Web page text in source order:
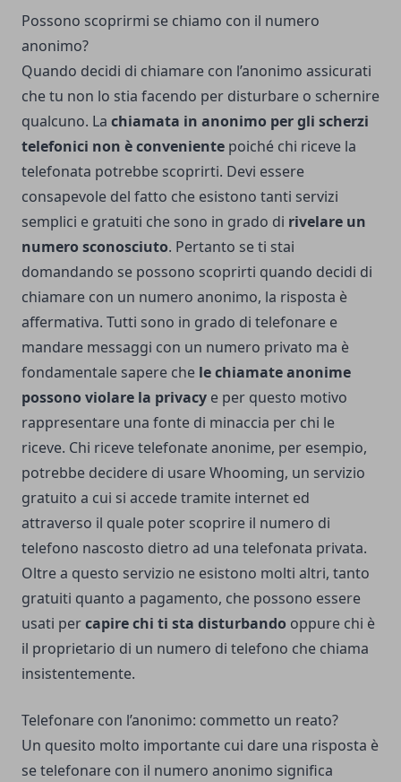
Possono scoprirmi se chiamo con il numero
anonimo?
Quando decidi di chiamare con l’anonimo assicurati
che tu non lo stia facendo per disturbare o schernire
qualcuno. La chiamata in anonimo per gli scherzi
telefonici non è conveniente poiché chi riceve la
telefonata potrebbe scoprirti. Devi essere
consapevole del fatto che esistono tanti servizi
semplici e gratuiti che sono in grado di rivelare un
numero sconosciuto. Pertanto se ti stai
domandando se possono scoprirti quando decidi di
chiamare con un numero anonimo, la risposta è
affermativa. Tutti sono in grado di telefonare e
mandare messaggi con un numero privato ma è
fondamentale sapere che le chiamate anonime
possono violare la privacy e per questo motivo
rappresentare una fonte di minaccia per chi le
riceve. Chi riceve telefonate anonime, per esempio,
potrebbe decidere di usareWhooming, un servizio
gratuito a cui si accede tramite internet ed
attraverso il quale poter scoprire il numero di
telefono nascosto dietro ad una telefonata privata.
Oltre a questo servizio ne esistono molti altri, tanto
gratuiti quanto a pagamento, che possono essere
usati percapire chi ti sta disturbando oppure chi è
il proprietario di un numero di telefono che chiama
insistentemente.
Telefonare con l’anonimo: commetto un reato?
Un quesito molto importante cui dare una risposta è
se telefonare con il numero anonimo significa